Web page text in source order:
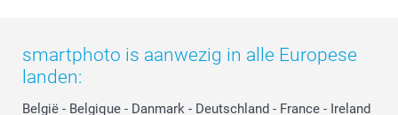
smartphoto is aanwezig in alle Europese
landen:
België - Belgique - Danmark - Deutschland - France - Ireland